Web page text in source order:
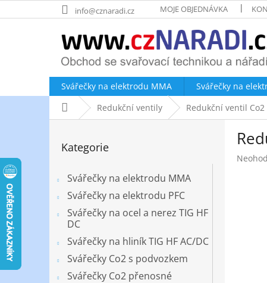
na
info@cznaradi.cz MOJE OBJEDNÁVKA
Svářečky na elektrodu MMA Svářečky na
Domů Redukční ventily Redukční ventil
kategorie
Kategorie
Svářečky na elektrodu MMA
Svářečky na elektrodu PFC
Svářečky na ocel a nerez TIG HF
DC
Svářečky na hliník TIG HF AC/DC
Svářečky Co2 s podvozkem
Svářečky Co2 přenosné